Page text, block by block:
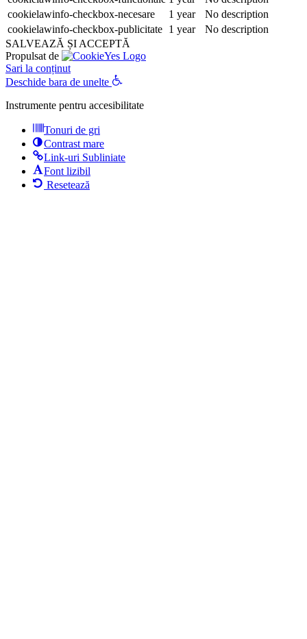
cookielawinfo-checkbox-necesare
1 year
No description
cookielawinfo-checkbox-publicitate 1 year
No description
SALVEAZĂ ȘI ACCEPTĂ
Propulsat de
Sari la conținut
Deschide bara de unelte
Instrumente pentru accesibilitate
Tonuri de gri
Contrast mare
Link-uri Subliniate
Font lizibil
Resetează